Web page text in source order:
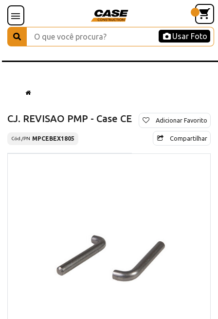
Usar Foto
CJ. REVISAO PMP - Case CE
Cód./PN MPCEBEX1805
Adicionar Favorito
Compartilhar